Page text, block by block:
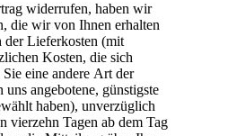
widerrufen, haben wir
die wir von Ihnen erhalten
der Lieferkosten (mit
Kosten, die sich
Sie eine andere Art der
angebotene, günstigste
haben), unverzüglich
vierzehn Tagen ab dem Tag